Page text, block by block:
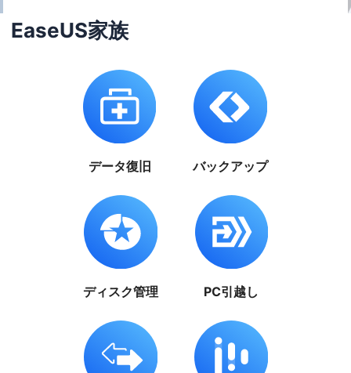
EaseUS家族
データ復旧 バックアップ
ディスク管理 PC引越し